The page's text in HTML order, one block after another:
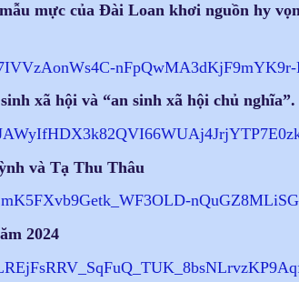
mực của Đài Loan khơi nguồn hy
nFpQwMA3dKjF9mYK9r-
xã hội và “an sinh xã hội chủ nghĩa”.
và Tạ Thu Thâu
2024